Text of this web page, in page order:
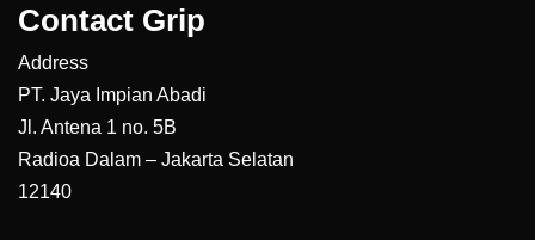
Contact Grip
Address
PT. Jaya Impian Abadi
Jl. Antena 1 no. 5B
Radioa Dalam – Jakarta Selatan
12140